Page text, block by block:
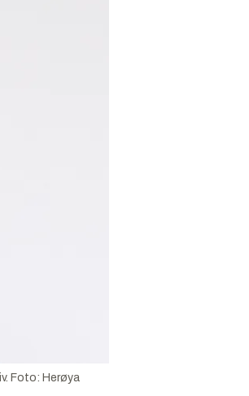
Foto: Herøya